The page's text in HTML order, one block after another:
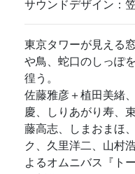
サウンドデザイン：
東京タワーが見える
や鳥、蛇口のしっぽ
徨う。
佐藤雅彦＋植田美緒
慶、しりあがり寿、
藤高志、しまおまほ
ク、久里洋二、山村
よるオムニバス『ト